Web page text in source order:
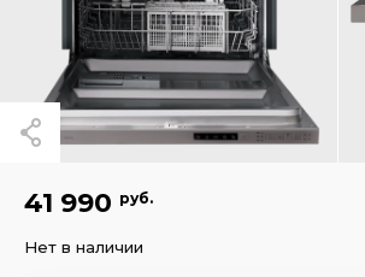
41 990 руб.
Нет в наличии